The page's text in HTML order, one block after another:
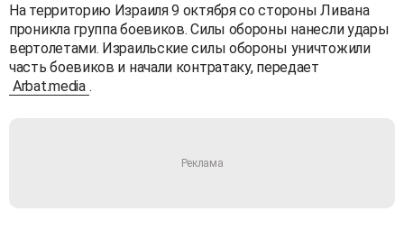
На территорию Израиля 9 октября со стороны Ливана
проникла группа боевиков. Силы обороны нанесли удары
вертолетами. Израильские силы обороны уничтожили
часть боевиков и начали контратаку, передает
Arbat.media .